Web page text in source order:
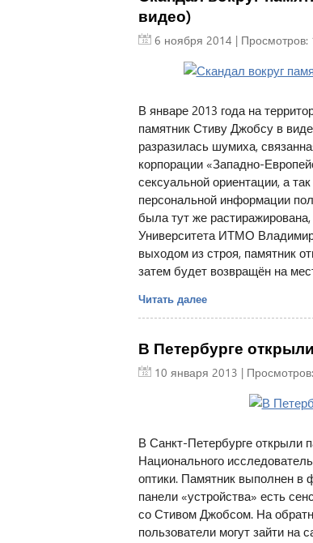
видео)
6 ноября 2014 | Просмотров:
В январе 2013 года на
памятник Стиву Джобсу в
разразилась шумиха,
корпорации «Западно-
сексуальной ориентации, а
персональной информации
была тут же
Университета ИТМО
выходом из строя, памятник
затем будет возвращён на
Читать далее
В Петербурге
10 января 2013 |
В Санкт-Петербурге открыли
Национального
оптики. Памятник выполнен в
панели «устройства» есть
со Стивом Джобсом. На
пользователи могут зайти на